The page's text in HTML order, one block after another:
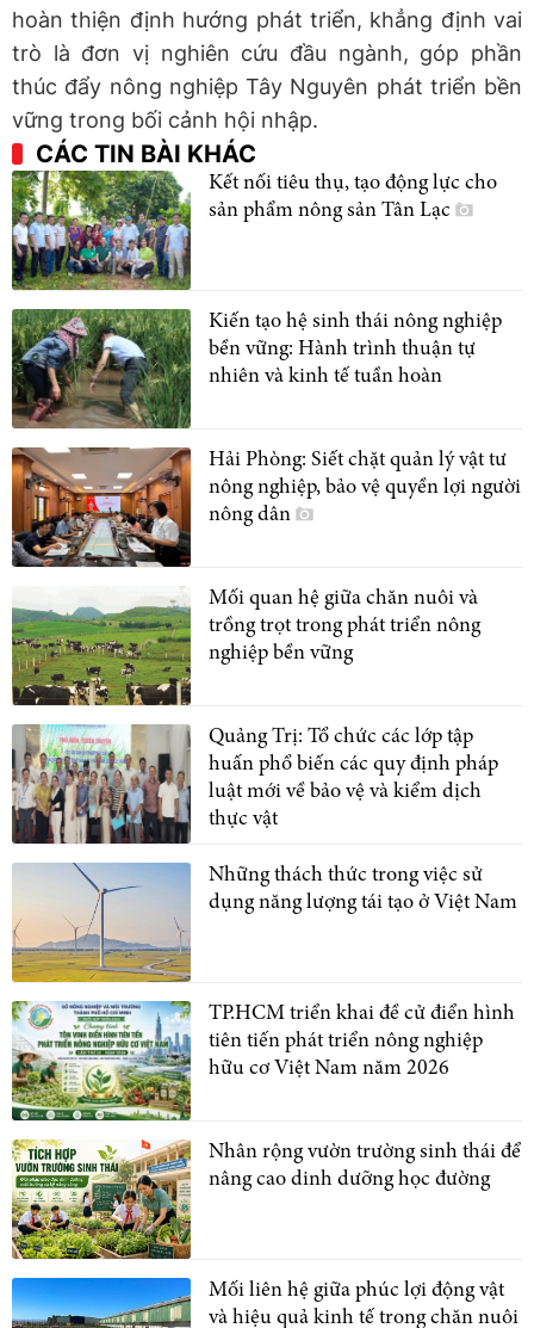
hoàn thiện định hướng phát triển, khẳng định vai
trò là đơn vị nghiên cứu đầu ngành, góp phần
thúc đẩy nông nghiệp Tây Nguyên phát triển bền
vững trong bối cảnh hội nhập.
CÁC TIN BÀI KHÁC
Kết nối tiêu thụ, tạo động lực cho
sản phẩm nông sản Tân Lạc
Kiến tạo hệ sinh thái nông nghiệp
bền vững: Hành trình thuận tự
nhiên và kinh tế tuần hoàn
Hải Phòng: Siết chặt quản lý vật tư
nông nghiệp, bảo vệ quyền lợi người
nông dân
Mối quan hệ giữa chăn nuôi và
trồng trọt trong phát triển nông
nghiệp bền vững
Quảng Trị: Tổ chức các lớp tập
huấn phổ biến các quy định pháp
luật mới về bảo vệ và kiểm dịch
thực vật
Những thách thức trong việc sử
dụng năng lượng tái tạo ở Việt Nam
TP.HCM triển khai đề cử điển hình
tiên tiến phát triển nông nghiệp
hữu cơ Việt Nam năm 2026
Nhân rộng vườn trường sinh thái để
nâng cao dinh dưỡng học đường
Mối liên hệ giữa phúc lợi động vật
và hiệu quả kinh tế trong chăn nuôi